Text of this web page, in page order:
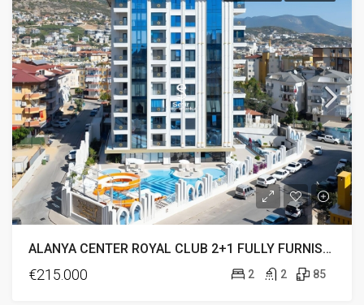
ALANYA CENTER ROYAL CLUB 2+1 FULLY FURNISHED FOR SALE
€215.000 2 2 85